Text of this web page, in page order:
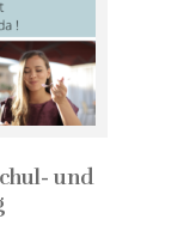
und